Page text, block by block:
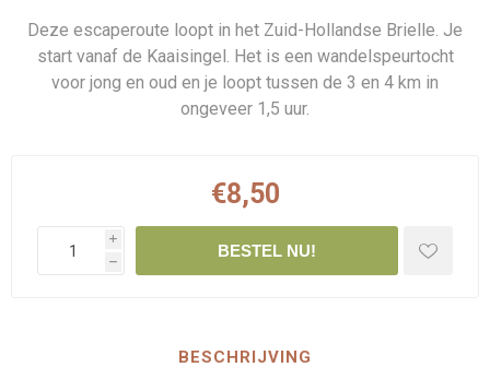
Deze escaperoute loopt in het Zuid-Hollandse Brielle. Je
start vanaf de Kaaisingel. Het is een wandelspeurtocht
voor jong en oud en je loopt tussen de 3 en 4 km in
ongeveer 1,5 uur.
€8,50
i
h
BESTEL NU!
BESCHRIJVING